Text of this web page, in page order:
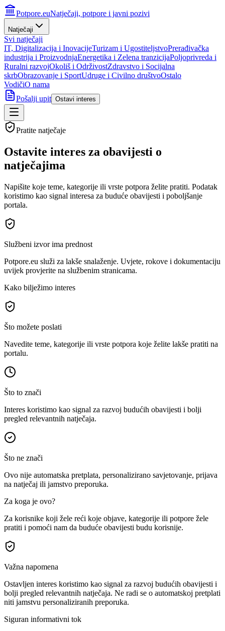
Potpore.euNatječaji, potpore i javni pozivi
Natječaji
Svi natječaji
IT, Digitalizacija i InovacijeTurizam i UgostiteljstvoPrerađivačka
industrija i ProizvodnjaEnergetika i Zelena tranzicijaPoljoprivreda i
Ruralni razvojOkoliš i OdrživostZdravstvo i Socijalna
skrbObrazovanje i SportUdruge i Civilno društvoOstalo
VodičiO nama
Pošalji upit Ostavi interes
Pratite natječaje
Ostavite interes za obavijesti o
natječajima
Napišite koje teme, kategorije ili vrste potpora želite pratiti. Podatak
koristimo kao signal interesa za buduće obavijesti i poboljšanje
portala.
Službeni izvor ima prednost
Potpore.eu služi za lakše snalaženje. Uvjete, rokove i dokumentaciju
uvijek provjerite na službenim stranicama.
Kako bilježimo interes
Što možete poslati
Navedite teme, kategorije ili vrste potpora koje želite lakše pratiti na
portalu.
Što to znači
Interes koristimo kao signal za razvoj budućih obavijesti i bolji
pregled relevantnih natječaja.
Što ne znači
Ovo nije automatska pretplata, personalizirano savjetovanje, prijava
na natječaj ili jamstvo preporuka.
Za koga je ovo?
Za korisnike koji žele reći koje objave, kategorije ili potpore žele
pratiti i pomoći nam da buduće obavijesti budu korisnije.
Važna napomena
Ostavljen interes koristimo kao signal za razvoj budućih obavijesti i
bolji pregled relevantnih natječaja. Ne radi se o automatskoj pretplati
niti jamstvu personaliziranih preporuka.
Siguran informativni tok